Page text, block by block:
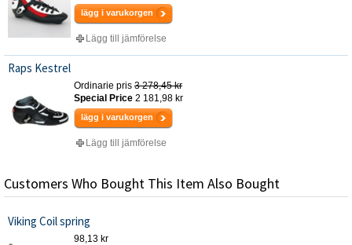
lägg i varukorgen
Lägg till jämförelse
Raps Kestrel
Ordinarie pris 3 278,45 kr
Special Price 2 181,98 kr
lägg i varukorgen
Lägg till jämförelse
Customers Who Bought This Item Also Bought
Viking Coil spring
98,13 kr